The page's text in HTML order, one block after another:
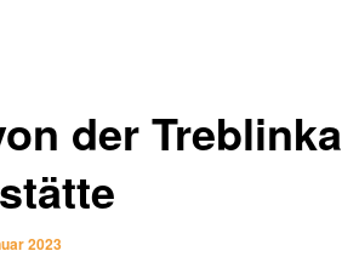
der Treblinka
2023